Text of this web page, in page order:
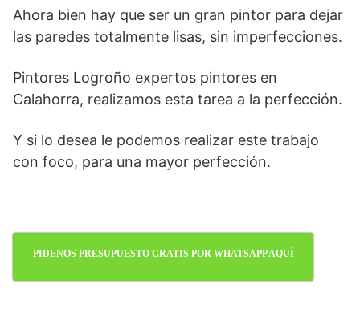
Ahora bien hay que ser un gran pintor para dejar
las paredes totalmente lisas, sin imperfecciones.
Pintores Logroño expertos pintores en
Calahorra, realizamos esta tarea a la perfección.
Y si lo desea le podemos realizar este trabajo
con foco, para una mayor perfección.
PIDENOS PRESUPUESTO GRATIS POR WHATSAPP AQUÍ